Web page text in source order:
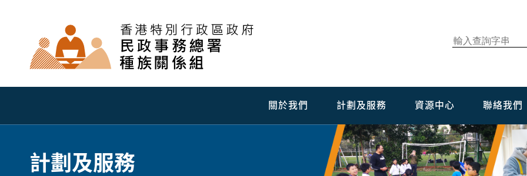
關於我們 計劃及服務 資源中心 聯絡我們
計劃及服務